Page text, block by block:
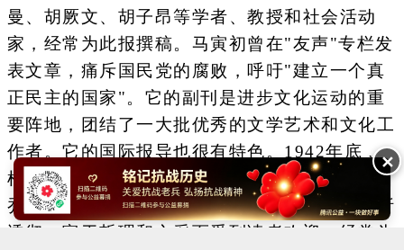
曼、胡厥文、胡子昂等学者、教授和社会活动
家，经常为此报撰稿。马寅初曾在"友声"专栏发
表文章，痛斥国民党的腐败，呼吁"建立一个真
正民主的国家"。它的副刊是进步文化运动的重
要阵地，团结了一大批优秀的文学艺术和文化工
作者。它的国际报导也很有特色。1942年底﹐
根据周恩来的指示，开设了"国际述评"专栏，由
乔冠华主笔。这个专栏的文章以资料翔实、分析
透彻、富于哲理和文采而受到读者欢迎，经常为
✕